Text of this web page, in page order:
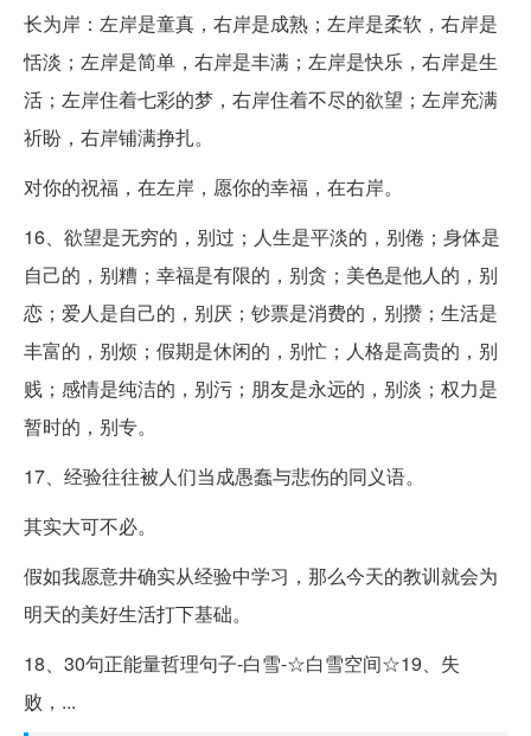
长为岸：左岸是童真，右岸是成熟；左岸是柔软，右岸是
恬淡；左岸是简单，右岸是丰满；左岸是快乐，右岸是生
活；左岸住着七彩的梦，右岸住着不尽的欲望；左岸充满
祈盼，右岸铺满挣扎。
对你的祝福，在左岸，愿你的幸福，在右岸。
16、欲望是无穷的，别过；人生是平淡的，别倦；身体是
自己的，别糟；幸福是有限的，别贪；美色是他人的，别
恋；爱人是自己的，别厌；钞票是消费的，别攒；生活是
丰富的，别烦；假期是休闲的，别忙；人格是高贵的，别
贱；感情是纯洁的，别污；朋友是永远的，别淡；权力是
暂时的，别专。
17、经验往往被人们当成愚蠢与悲伤的同义语。
其实大可不必。
假如我愿意井确实从经验中学习，那么今天的教训就会为
明天的美好生活打下基础。
18、30句正能量哲理句子-白雪-☆白雪空间☆19、失
败，...